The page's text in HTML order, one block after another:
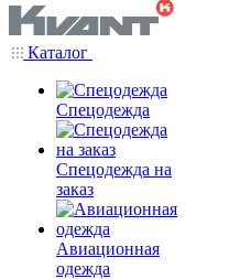
Каталог
Спецодежда
Спецодежда на
заказ
Авиационная
одежда